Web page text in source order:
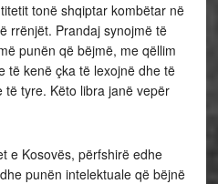
tonë shqiptar kombëtar në
rrënjët. Prandaj synojmë të
punën që bëjmë, me qëllim
të kenë çka të lexojnë dhe të
tyre. Këto libra janë vepër
e Kosovës, përfshirë edhe
punën intelektuale që bëjnë